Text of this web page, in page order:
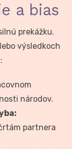
a bias
prekážku.
výsledkoch
národov.
partnera